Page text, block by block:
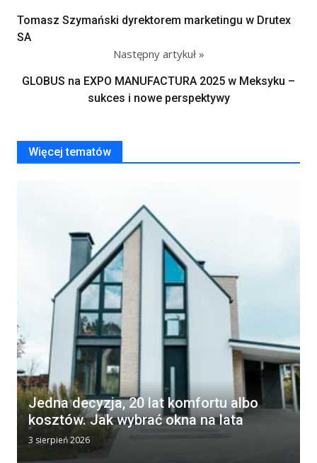
Tomasz Szymański dyrektorem marketingu w Drutex
SA
Następny artykuł »
GLOBUS na EXPO MANUFACTURA 2025 w Meksyku –
sukces i nowe perspektywy
Więcej tematów
Jedna decyzja, 20 lat komfortu albo
kosztów. Jak wybrać okna na lata
3 sierpień 2026